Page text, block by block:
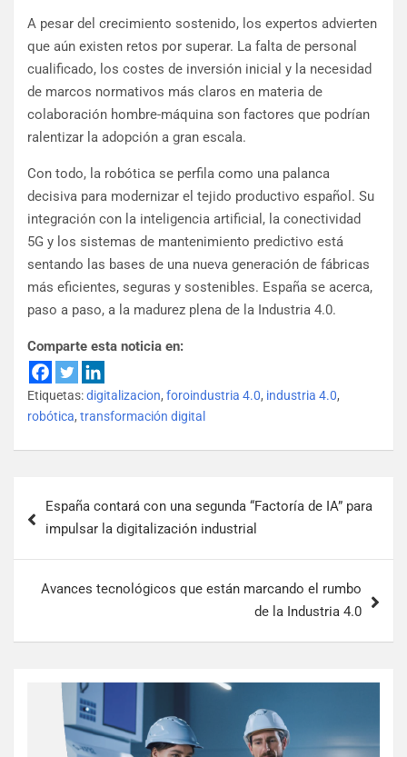
A pesar del crecimiento sostenido, los expertos advierten
que aún existen retos por superar. La falta de personal
cualificado, los costes de inversión inicial y la necesidad
de marcos normativos más claros en materia de
colaboración hombre-máquina son factores que podrían
ralentizar la adopción a gran escala.
Con todo, la robótica se perfila como una palanca
decisiva para modernizar el tejido productivo español. Su
integración con la inteligencia artificial, la conectividad
5G y los sistemas de mantenimiento predictivo está
sentando las bases de una nueva generación de fábricas
más eficientes, seguras y sostenibles. España se acerca,
paso a paso, a la madurez plena de la Industria 4.0.
Comparte esta noticia en:
Etiquetas:digitalizacion, foroindustria 4.0, industria 4.0,
robótica, transformación digital
España contará con una segunda “Factoría de IA” para
impulsar la digitalización industrial
Avances tecnológicos que están marcando el rumbo
de la Industria 4.0